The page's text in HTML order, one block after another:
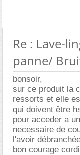
Re : Lave-
panne/
bonsoir,
sur ce produit la
ressorts et elle
qui doivent être
pour acceder a
necessaire de
l'avoir
bon courage